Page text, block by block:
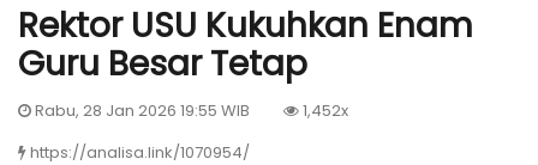
Rektor USU Kukuhkan Enam
Guru Besar Tetap
Rabu, 28 Jan 2026 19:55 WIB
1,452x
https://analisa.link/1070954/